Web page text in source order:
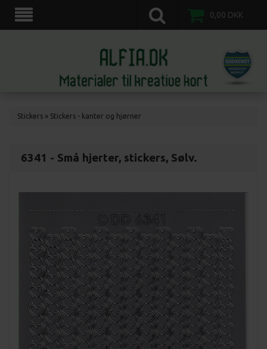
scrapkort, scrapbooking, 3d motiv ark, veddinge,nordvestsjælland.
0,00 DKK
Stickers » Stickers - kanter og hjørner
6341 - Små hjerter, stickers, Sølv.